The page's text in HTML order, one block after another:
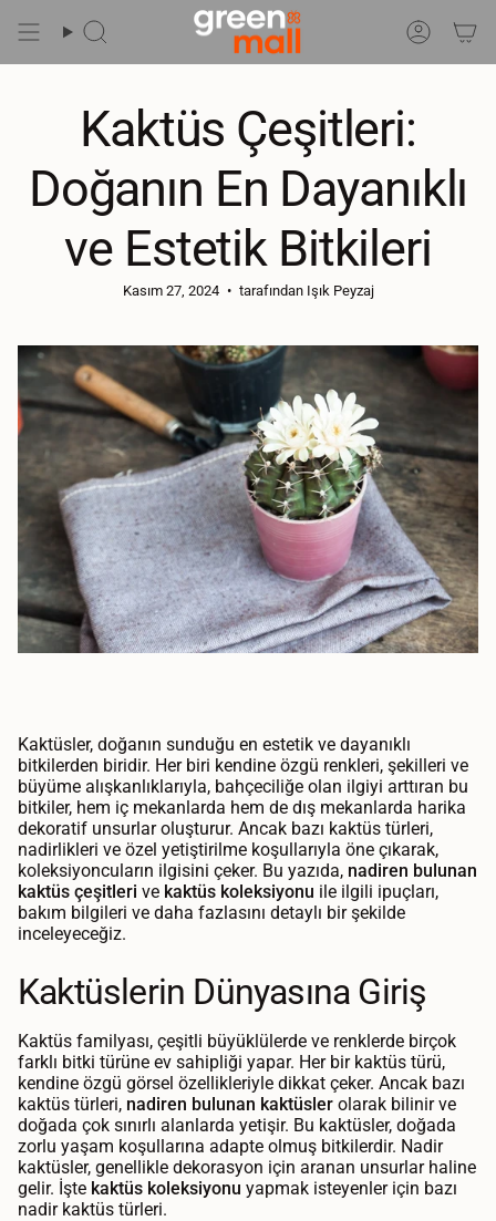
Git
Ara Hesap
Kaktüs Çeşitleri:
Doğanın En Dayanıklı
ve Estetik Bitkileri
Kasım 27, 2024 tarafından Işık Peyzaj
Kaktüsler, doğanın sunduğu en estetik ve dayanıklı
bitkilerden biridir. Her biri kendine özgü renkleri, şekilleri ve
büyüme alışkanlıklarıyla, bahçeciliğe olan ilgiyi arttıran bu
bitkiler, hem iç mekanlarda hem de dış mekanlarda harika
dekoratif unsurlar oluşturur. Ancak bazı kaktüs türleri,
nadirlikleri ve özel yetiştirilme koşullarıyla öne çıkarak,
koleksiyoncuların ilgisini çeker. Bu yazıda, nadiren bulunan
kaktüs çeşitleri ve kaktüs koleksiyonu ile ilgili ipuçları,
bakım bilgileri ve daha fazlasını detaylı bir şekilde
inceleyeceğiz.
Kaktüslerin Dünyasına Giriş
Kaktüs familyası, çeşitli büyüklülerde ve renklerde birçok
farklı bitki türüne ev sahipliği yapar. Her bir kaktüs türü,
kendine özgü görsel özellikleriyle dikkat çeker. Ancak bazı
kaktüs türleri, nadiren bulunan kaktüsler olarak bilinir ve
doğada çok sınırlı alanlarda yetişir. Bu kaktüsler, doğada
zorlu yaşam koşullarına adapte olmuş bitkilerdir. Nadir
kaktüsler, genellikle dekorasyon için aranan unsurlar haline
gelir. İşte kaktüs koleksiyonu yapmak isteyenler için bazı
nadir kaktüs türleri.